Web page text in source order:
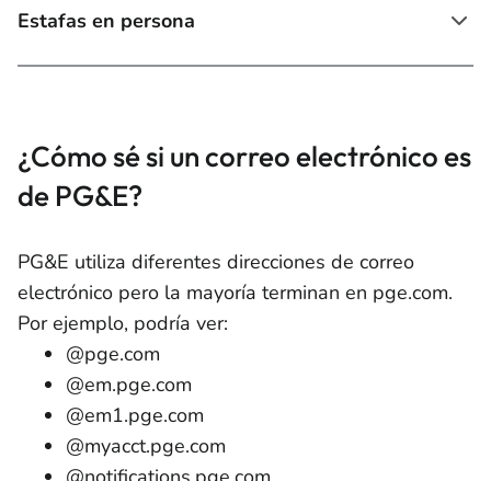
Estafas en persona
¿Cómo sé si un correo electrónico es
de PG&E?
PG&E utiliza diferentes direcciones de correo
electrónico pero la mayoría terminan en pge.com.
Por ejemplo, podría ver:
@pge.com
@em.pge.com
@em1.pge.com
@myacct.pge.com